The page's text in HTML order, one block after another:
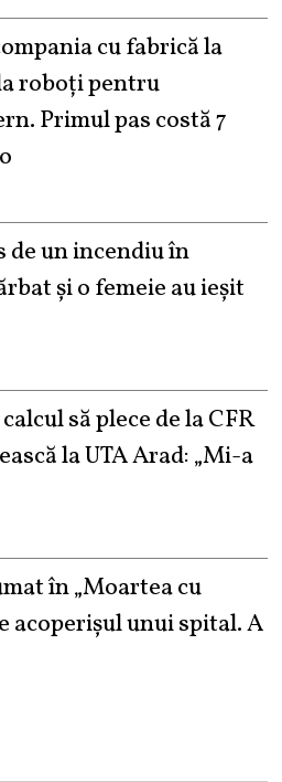
cu fabrică la
roboți pentru
Primul pas costă 7
un incendiu în
și o femeie au ieșit
să plece de la CFR
la UTA Arad: „Mi-a
în „Moartea cu
acoperișul unui spital. A